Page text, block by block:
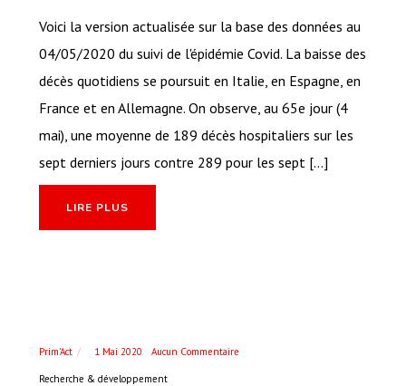
Voici la version actualisée sur la base des données au
04/05/2020 du suivi de l'épidémie Covid. La baisse des
décès quotidiens se poursuit en Italie, en Espagne, en
France et en Allemagne. On observe, au 65e jour (4
mai), une moyenne de 189 décès hospitaliers sur les
sept derniers jours contre 289 pour les sept [...]
LIRE PLUS
Prim'Act 1 Mai 2020 Aucun Commentaire
Recherche & développement